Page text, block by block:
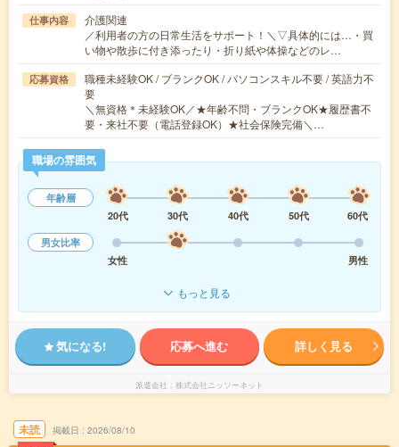
仕事内容
介護関連
／利用者の方の日常生活をサポート！＼▽具体的には…・買
い物や散歩に付き添ったり・折り紙や体操などのレ…
応募資格
職種未経験OK / ブランクOK / パソコンスキル不要 / 英語力不
要
＼無資格＊未経験OK／★年齢不問・ブランクOK★履歴書不
要・来社不要（電話登録OK）★社会保険完備＼…
職場の雰囲気
年齢層
20代
30代 40代 50代
60代
男女比率
女性
男性
もっと見る
気になる! 応募へ進む 詳しく見る
派遣会社 株式会社ニッソーネット
未読 掲載日 2026/08/10